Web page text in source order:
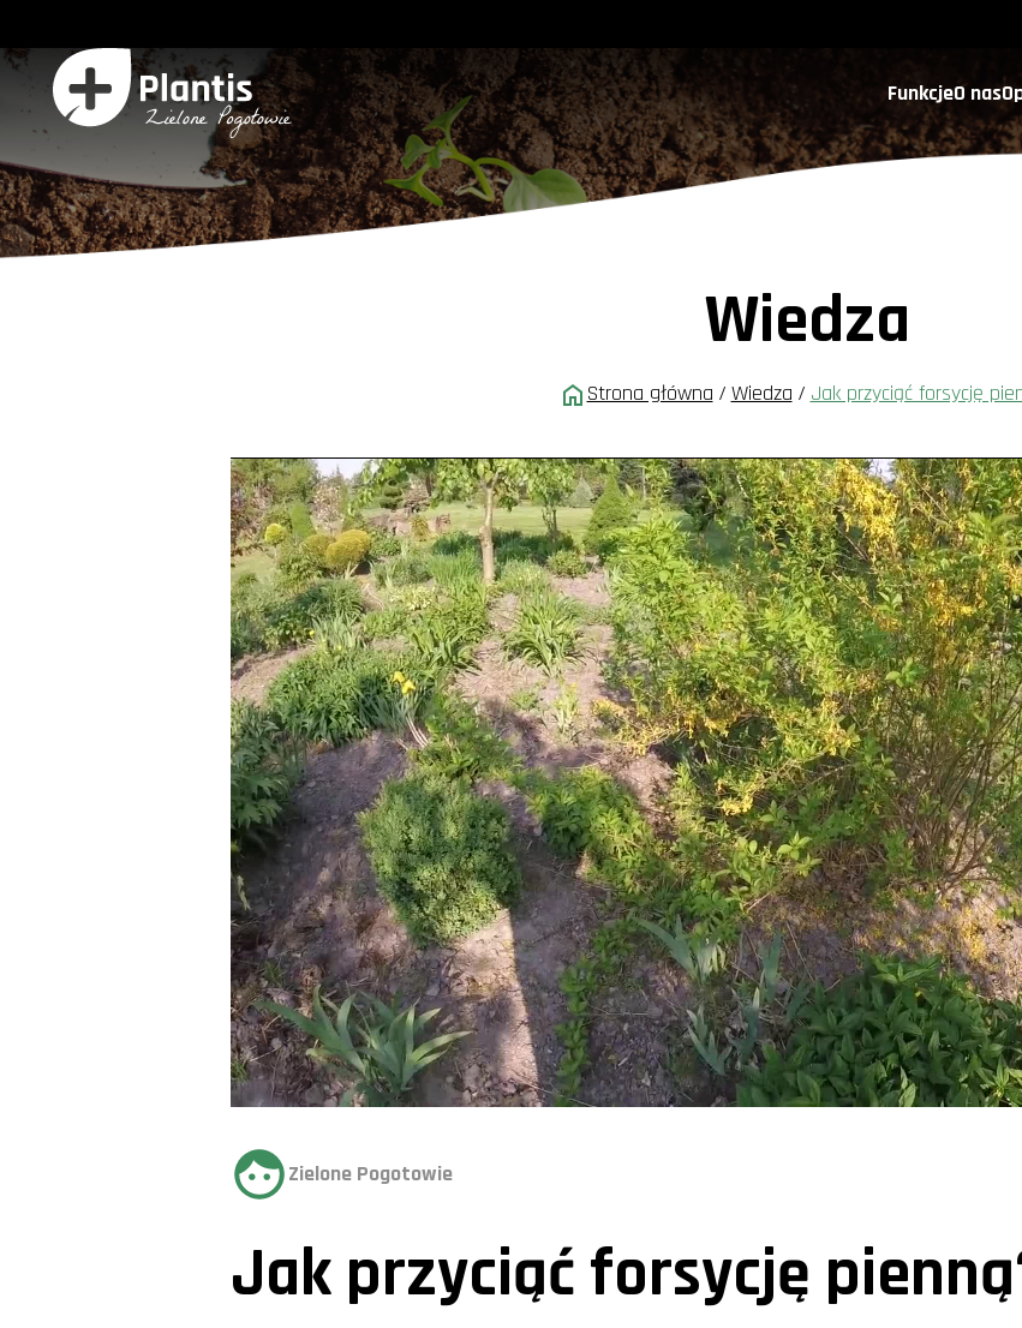
FunkcjeO nas
Wiedza
Strona główna / Wiedza / Jak przyciąć forsycję
Zielone Pogotowie
Jak przyciąć forsycję